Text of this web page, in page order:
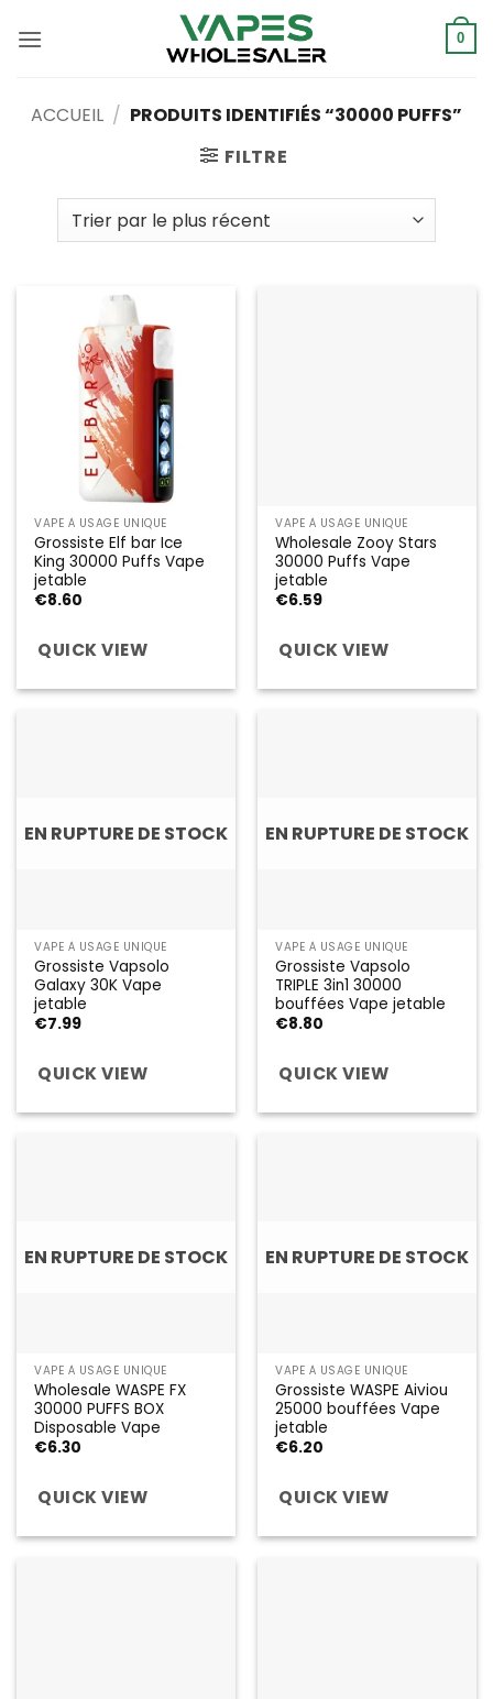
0
ACCUEIL / PRODUITS IDENTIFIÉS “30000 PUFFS”
FILTRE
VAPE À USAGE UNIQUE
Grossiste Elf bar Ice
King 30000 Puffs Vape
jetable
€8.60
QUICK VIEW
VAPE À USAGE UNIQUE
Wholesale Zooy Stars
30000 Puffs Vape
jetable
€6.59
QUICK VIEW
EN RUPTURE DE STOCK
VAPE À USAGE UNIQUE
Grossiste Vapsolo
Galaxy 30K Vape
jetable
€7.99
QUICK VIEW
EN RUPTURE DE STOCK
VAPE À USAGE UNIQUE
Grossiste Vapsolo
TRIPLE 3in1 30000
bouffées Vape jetable
€8.80
QUICK VIEW
EN RUPTURE DE STOCK
VAPE À USAGE UNIQUE
Wholesale WASPE FX
30000 PUFFS BOX
Disposable Vape
€6.30
QUICK VIEW
EN RUPTURE DE STOCK
VAPE À USAGE UNIQUE
Grossiste WASPE Aiviou
25000 bouffées Vape
jetable
€6.20
QUICK VIEW